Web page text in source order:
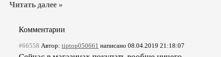
Читать далее »
Комментарии
#66558 Автор: tiptop050661 написано 08.04.2019 21:18:07